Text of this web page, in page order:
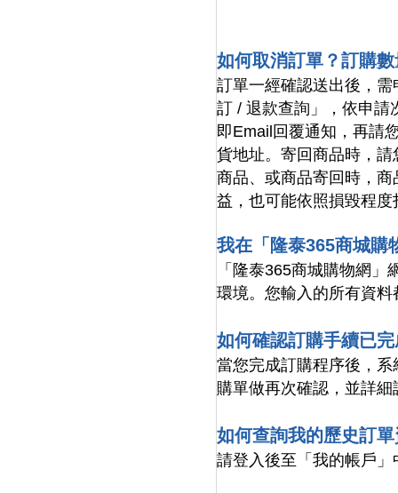
如何取消訂單？訂購
訂單一經確認送出後，
訂 / 退款查詢」，依申請
即Email回覆通知，再請
貨地址。寄回商品時，
商品、或商品寄回時，
益，也可能依照損毀程
我在「隆泰365商城購
「隆泰365商城購物網
環境。您輸入的所有資
如何確認訂購手續已
當您完成訂購程序後，
購單做再次確認，並詳
如何查詢我的歷史訂
請登入後至「我的帳戶」